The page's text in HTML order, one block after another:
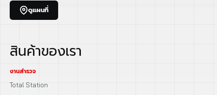
ดูแผนที่
สินค้าของเรา
งานสำรวจ
Total Station